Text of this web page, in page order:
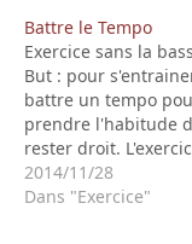
Battre le Tempo
Exercice sans la
But : pour
battre un tempo
prendre l'habitude
rester droit.
fait de préférence
avec un métronome.
2014/11/28
Dans "Exercice"